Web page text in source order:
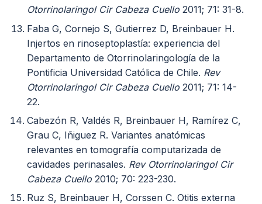
Otorrinolaringol Cir Cabeza Cuello 2011; 71: 31-8.
Faba G, Cornejo S, Gutierrez D, Breinbauer H.
Injertos en rinoseptoplastía: experiencia del
Departamento de Otorrinolaringología de la
Pontificia Universidad Católica de Chile. Rev
Otorrinolaringol Cir Cabeza Cuello 2011; 71: 14-
22.
Cabezón R, Valdés R, Breinbauer H, Ramírez C,
Grau C, Iñiguez R. Variantes anatómicas
relevantes en tomografía computarizada de
cavidades perinasales. Rev Otorrinolaringol Cir
Cabeza Cuello 2010; 70: 223-230.
Ruz S, Breinbauer H, Corssen C. Otitis externa